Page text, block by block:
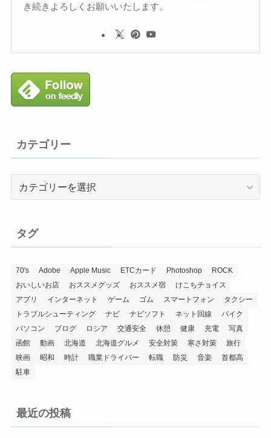
き続きよろしくお願いいたします。
カテゴリー
ー
タグ
70's Adobe Apple Music ETCカード Photoshop
ROCK
おいしいお店
おススメグッズ おススメ宿
けこちチョイス
アプリ
インターネット ゲーム ゴム スマートフォン
タクシー
トラブルシューティング
ナビ ナビソフト ネット回線
バイク
パソコン
ブログ ロシア 交通安全 休憩 健康 充電
写真
函館
動画 北海道 北海道グルメ 安全対策 寒さ対策
旅行
映画
昭和 時計 職業ドライバー 転職 防災 音楽
首都高
駐車
最近の投稿